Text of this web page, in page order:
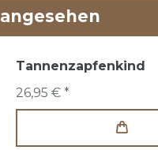
Tannenzapfenkind
26,95 € *